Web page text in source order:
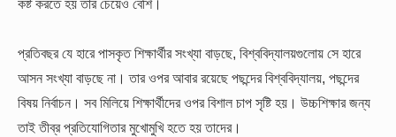
কষ্ট করতে হয় তার চেয়েও বেশি।
প্রতিবছর যে হারে পাসকৃত শিক্ষার্থীর সংখ্যা বাড়ছে, বিশ্ববিদ্যালয়গুলোয় সে হারে
আসন সংখ্যা বাড়ছে না। তার ওপর আবার রয়েছে পছন্দের বিশ্ববিদ্যালয়, পছন্দের
বিষয় নির্বাচন। সব মিলিয়ে শিক্ষার্থীদের ওপর বিশাল চাপ সৃষ্টি হয়। উচ্চশিক্ষার জন্য
তাই তীব্র প্রতিযোগিতার মুখোমুখি হতে হয় তাদের।